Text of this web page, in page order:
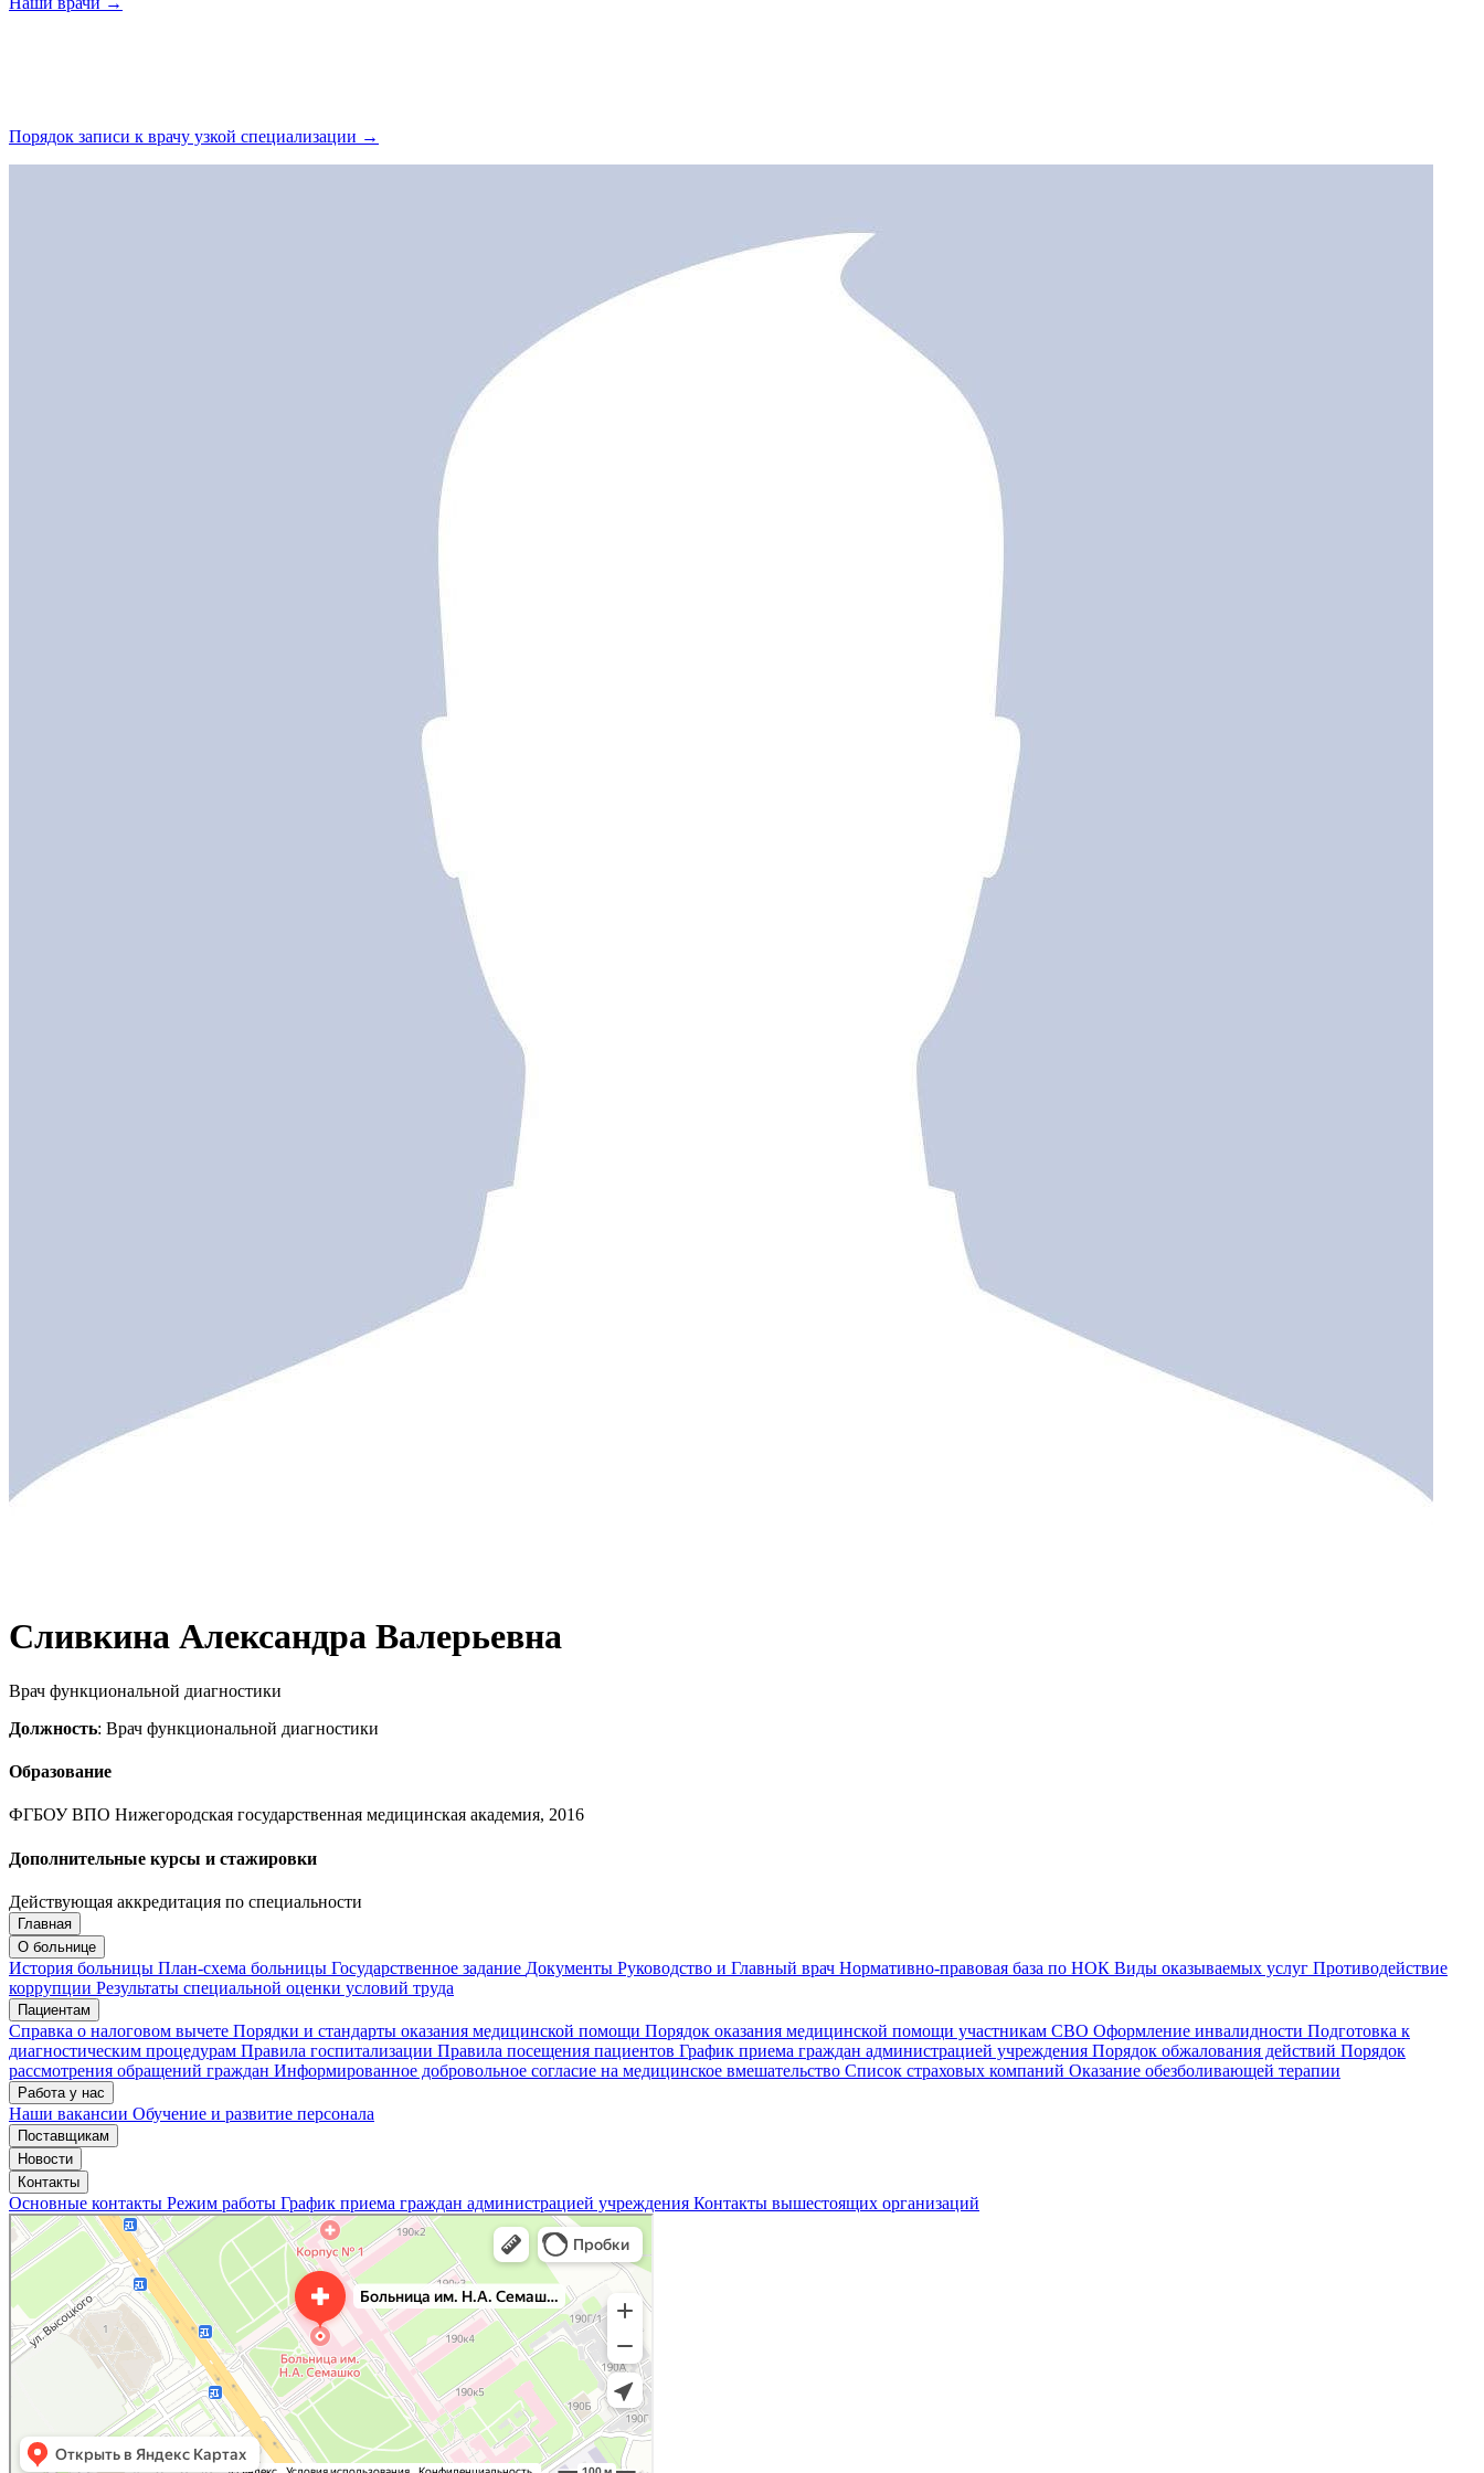
Порядок записи к врачу узкой специализации →
Сливкина Александра Валерьевна
Врач функциональной диагностики
Должность: Врач функциональной диагностики
Образование
ФГБОУ ВПО Нижегородская государственная медицинская академия, 2016
Дополнительные курсы и стажировки
Действующая аккредитация по специальности
Запись на приём
Подтвердить запись Отмена
Запись подтверждена
Мои записи
Главная
О больнице
История больницы План-схема больницы Государственное задание Документы Руководство и Главный врач Нормативно-правовая база по НОК Виды оказываемых услуг Противодействие
коррупции Результаты специальной оценки условий труда
Пациентам
Справка о налоговом вычете Порядки и стандарты оказания медицинской помощи Порядок оказания медицинской помощи участникам СВО Оформление инвалидности Подготовка к
диагностическим процедурам Правила госпитализации Правила посещения пациентов График приема граждан администрацией учреждения Порядок обжалования действий Порядок
рассмотрения обращений граждан Информированное добровольное согласие на медицинское вмешательство Список страховых компаний Оказание обезболивающей терапии
Работа у нас
Наши вакансии Обучение и развитие персонала
Поставщикам
Новости
Контакты
Основные контакты Режим работы График приема граждан администрацией учреждения Контакты вышестоящих организаций
«Нижегородская областная клиническая больница имени Н.А. Семашко»
Отделение больницы, госпиталя в Нижнем Новгороде
Больница для взрослых в Нижнем Новгороде